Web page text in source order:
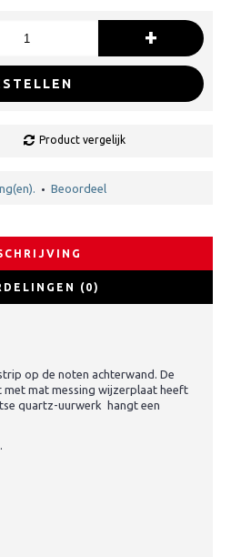
+
Product vergelijk
• Beoordeel
(0)
op de noten achterwand. De
met mat messing wijzerplaat heeft
quartz-uurwerk hangt een